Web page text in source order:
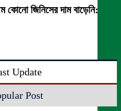
জিনিসের দাম বাড়েনি:
Update
Post